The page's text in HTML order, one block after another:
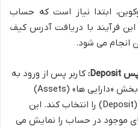
ابتدا نیاز است که حساب
این فرآیند با دریافت آدرس کیف
انجام می شود.
کاربر پس از ورود به
حساب کاربری خود، باید به بخش «دارایی ها» (Assets)
مراجعه کند و گزینه «واریز» (Deposit) را انتخاب کند. این
موجود در حساب را نمایش می